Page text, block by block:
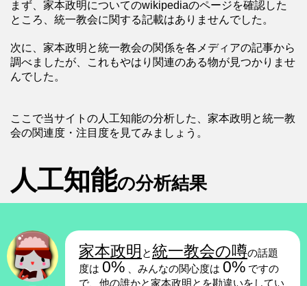
まず、家本政明についてのwikipediaのページを確認した
ところ、統一教会に関する記載はありませんでした。
次に、家本政明と統一教会の関係を各メディアの記事から
調べましたが、これもやはり関連のある物が見つかりませ
んでした。
ここで当サイトの人工知能の分析した、家本政明と統一教
会の関連度・注目度を見てみましょう。
人工知能の分析結果
家本政明 と統一教会の噂の話題
度は 0% 、みんなの関心度は 0% ですの
で、他の誰かと家本政明とを勘違いをしてい